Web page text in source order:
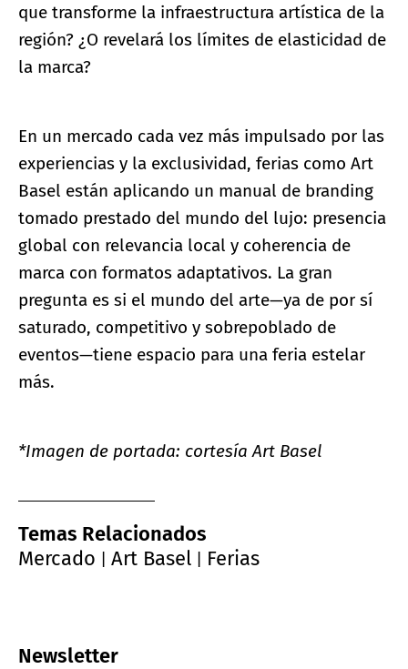
que transforme la infraestructura artística de la
región? ¿O revelará los límites de elasticidad de
la marca?
En un mercado cada vez más impulsado por las
experiencias y la exclusividad, ferias como Art
Basel están aplicando un manual de branding
tomado prestado del mundo del lujo: presencia
global con relevancia local y coherencia de
marca con formatos adaptativos. La gran
pregunta es si el mundo del arte—ya de por sí
saturado, competitivo y sobrepoblado de
eventos—tiene espacio para una feria estelar
más.
*Imagen de portada: cortesía Art Basel
Temas Relacionados
Mercado
Art Basel Ferias
Newsletter